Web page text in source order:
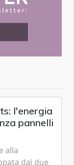
l'energia
pannelli
alla
dai due